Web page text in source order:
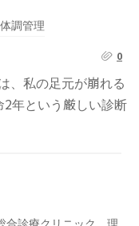
体調管理
0
、私の足元が崩れる
年という厳しい診断
合診療クリニック 理